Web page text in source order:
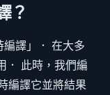
？
譯」． 在大多
． 此時，我們編
編譯它並將結果